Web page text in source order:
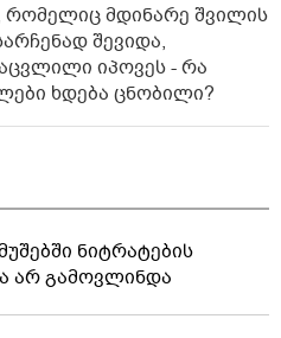
რომელიც მდინარე შვილის
შევიდა,
იპოვეს - რა
ხდება ცნობილი?
ნიტრატების
არ გამოვლინდა